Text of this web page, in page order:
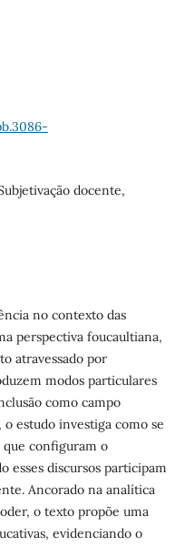
docente,
no contexto das
perspectiva foucaultiana,
atravessado por
modos particulares
como campo
estudo investiga como se
configuram o
esses discursos participam
Ancorado na analítica
o texto propõe uma
evidenciando o